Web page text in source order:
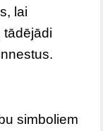
lai
tādējādi
simboliem